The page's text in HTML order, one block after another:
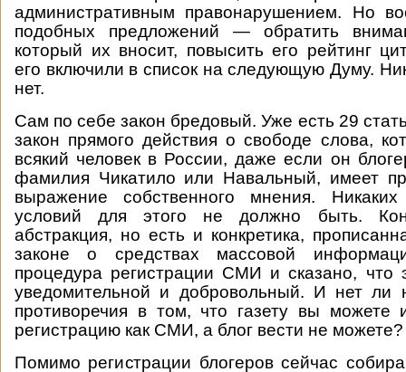
административным правонарушением. Но
подобных предложений — обратить
который их вносит, повысить его рейтинг
его включили в список на следующую Думу.
нет.
Сам по себе закон бредовый. Уже есть 29
закон прямого действия о свободе слова,
всякий человек в России, даже если он
фамилия Чикатило или Навальный, имеет
выражение собственного мнения. Никаких
условий для этого не должно быть.
абстракция, но есть и конкретика,
законе о средствах массовой
процедура регистрации СМИ и сказано, что
уведомительной и добровольный. И нет ли
противоречия в том, что газету вы можете
регистрацию как СМИ, а блог вести не можете?
Помимо регистрации блогеров сейчас